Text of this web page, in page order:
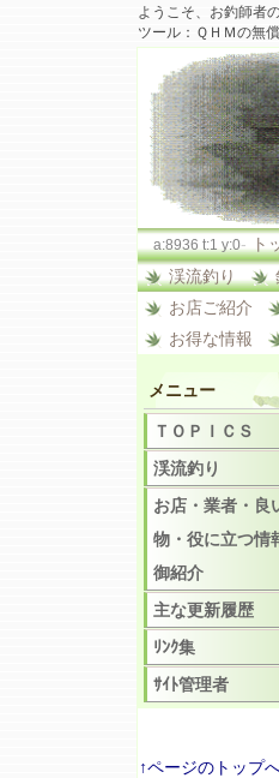
ようこそ、お釣師者
ツール：ＱＨＭの無
a:8936 t:1 y:0-
ト
渓流釣り
お店ご紹介
お得な情報
メニュー
ＴＯＰＩＣＳ
渓流釣り
お店・業者・良
物・役に立つ
御紹介
主な更新履歴
ﾘﾝｸ集
ｻｲﾄ管理者
↑ページのトップ